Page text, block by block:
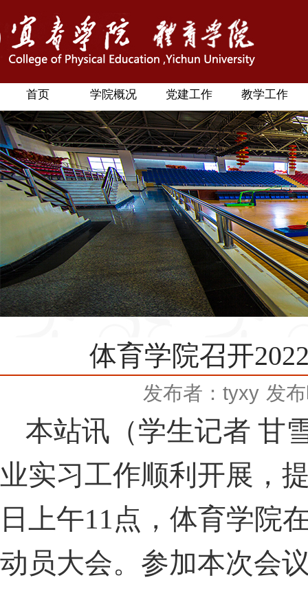
首页 学院概况 党建工作 教学工作
体育学院召开
发布者：tyxy 发
本站讯（学生记者 甘
业实习工作顺利开展，
日上午11点，体育学院
动员大会。参加本次会